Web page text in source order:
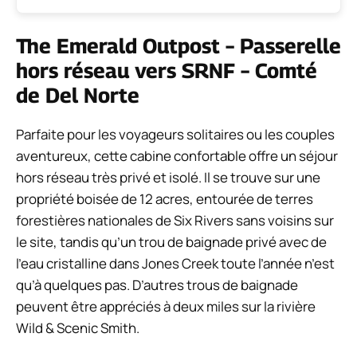
The Emerald Outpost – Passerelle
hors réseau vers SRNF – Comté
de Del Norte
Parfaite pour les voyageurs solitaires ou les couples
aventureux, cette cabine confortable offre un séjour
hors réseau très privé et isolé. Il se trouve sur une
propriété boisée de 12 acres, entourée de terres
forestières nationales de Six Rivers sans voisins sur
le site, tandis qu’un trou de baignade privé avec de
l’eau cristalline dans Jones Creek toute l’année n’est
qu’à quelques pas. D’autres trous de baignade
peuvent être appréciés à deux miles sur la rivière
Wild & Scenic Smith.